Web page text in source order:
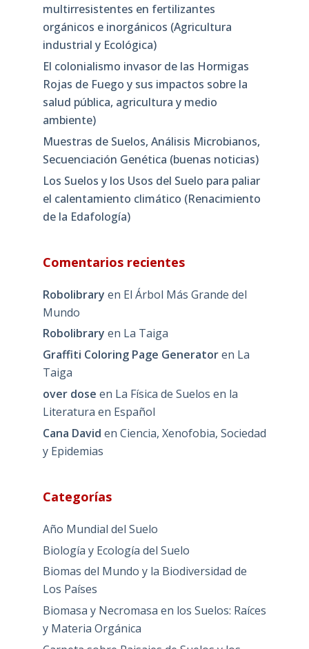
multirresistentes en fertilizantes
orgánicos e inorgánicos (Agricultura
industrial y Ecológica)
El colonialismo invasor de las Hormigas
Rojas de Fuego y sus impactos sobre la
salud pública, agricultura y medio
ambiente)
Muestras de Suelos, Análisis Microbianos,
Secuenciación Genética (buenas noticias)
Los Suelos y los Usos del Suelo para paliar
el calentamiento climático (Renacimiento
de la Edafología)
Comentarios recientes
Robolibrary en El Árbol Más Grande del
Mundo
Robolibrary en La Taiga
Graffiti Coloring Page Generatoren La
Taiga
over dose en La Física de Suelos en la
Literatura en Español
Cana David en Ciencia, Xenofobia, Sociedad
y Epidemias
Categorías
Año Mundial del Suelo
Biología y Ecología del Suelo
Biomas del Mundo y la Biodiversidad de
Los Países
Biomasa y Necromasa en los Suelos: Raíces
y Materia Orgánica